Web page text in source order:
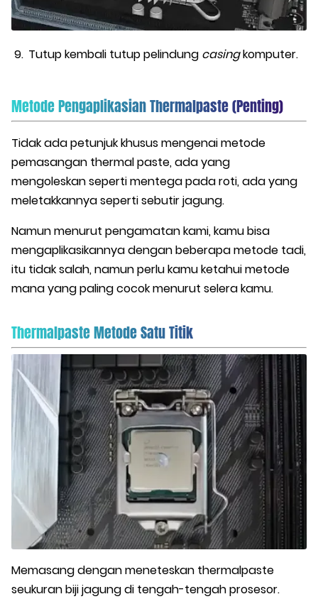
Tutup kembali tutup pelindung casingkomputer.
Metode Pengaplikasian Thermalpaste (Penting)
Tidak ada petunjuk khusus mengenai metode
pemasangan thermal paste, ada yang
mengoleskan seperti mentega pada roti, ada yang
meletakkannya seperti sebutir jagung.
Namun menurut pengamatan kami, kamu bisa
mengaplikasikannya dengan beberapa metode tadi,
itu tidak salah, namun perlu kamu ketahui metode
mana yang paling cocok menurut selera kamu.
Thermalpaste Metode Satu Titik
Memasang dengan meneteskan thermalpaste
seukuran biji jagung di tengah-tengah prosesor.